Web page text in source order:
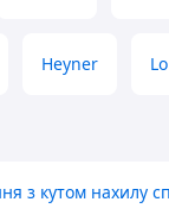
Heyner
з кутом нахилу